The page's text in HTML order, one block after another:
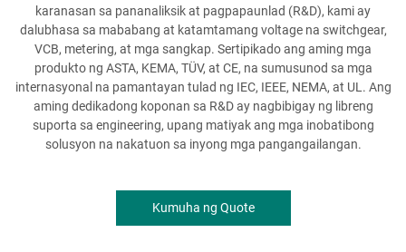
karanasan sa pananaliksik at pagpapaunlad (R&D), kami ay
dalubhasa sa mababang at katamtamang voltage na switchgear,
VCB, metering, at mga sangkap. Sertipikado ang aming mga
produkto ng ASTA, KEMA, TÜV, at CE, na sumusunod sa mga
internasyonal na pamantayan tulad ng IEC, IEEE, NEMA, at UL. Ang
aming dedikadong koponan sa R&D ay nagbibigay ng libreng
suporta sa engineering, upang matiyak ang mga inobatibong
solusyon na nakatuon sa inyong mga pangangailangan.
Kumuha ng Quote